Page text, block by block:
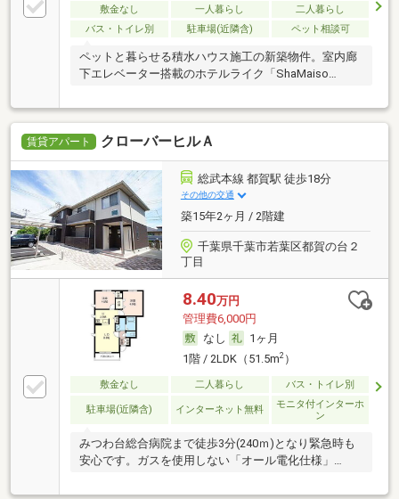
敷金なし 一人暮らし
二人暮らし
バス・トイレ別
駐車場(近隣含) ペット相談可
ペットと暮らせる積水ハウス施工の新築物件。室内廊
下エレベーター搭載のホテルライク「ShaMaiso…
賃貸アパート クローバーヒルＡ
総武本線 都賀駅 徒歩18分
その他の交通
築15年2ヶ月 / 2階建
千葉県千葉市若葉区都賀の台２
丁目
8.40万円
管理費6,000円
なし
1ヶ月
1階 / 2LDK（51.5m2）
敷金なし 二人暮らし バス・トイレ別
駐車場(近隣含) インターネット無料
モニタ付インターホ
ン
みつわ台総合病院まで徒歩3分(240ｍ)となり緊急時も
安心です。ガスを使用しない「オール電化仕様」…